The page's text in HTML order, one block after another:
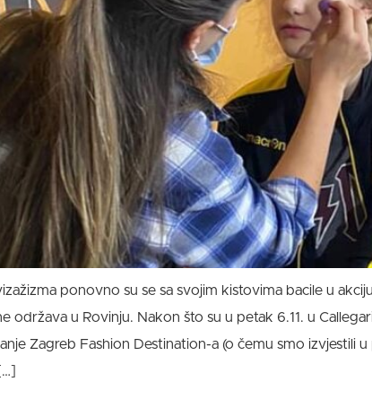
ponovno su se sa svojim kistovima bacile u
održava u Rovinju. Nakon što su u petak 6.11. u
Zagreb Fashion Destination-a (o čemu smo izvjestili